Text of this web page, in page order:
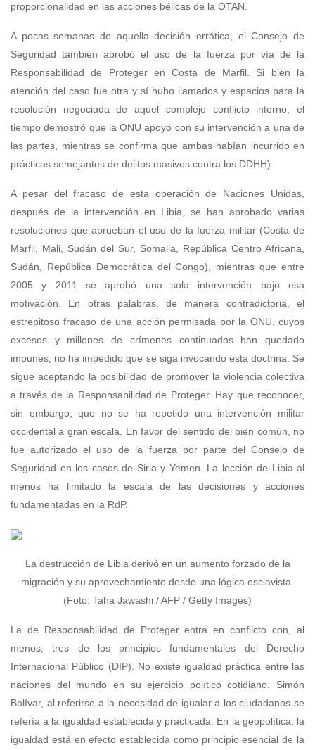
proporcionalidad en las acciones bélicas de la OTAN.
A pocas semanas de aquella decisión errática, el Consejo de
Seguridad también aprobó el uso de la fuerza por vía de la
Responsabilidad de Proteger en Costa de Marfil. Si bien la
atención del caso fue otra y sí hubo llamados y espacios para la
resolución negociada de aquel complejo conflicto interno, el
tiempo demostró que la ONU apoyó con su intervención a una de
las partes, mientras se confirma que ambas habían incurrido en
prácticas semejantes de delitos masivos contra los DDHH).
A pesar del fracaso de esta operación de Naciones Unidas,
después de la intervención en Libia, se han aprobado varias
resoluciones que aprueban el uso de la fuerza militar (Costa de
Marfil, Mali, Sudán del Sur, Somalia, República Centro Africana,
Sudán, República Democrática del Congo), mientras que entre
2005 y 2011 se aprobó una sola intervención bajo esa
motivación. En otras palabras, de manera contradictoria, el
estrepitoso fracaso de una acción permisada por la ONU, cuyos
excesos y millones de crímenes continuados han quedado
impunes, no ha impedido que se siga invocando esta doctrina. Se
sigue aceptando la posibilidad de promover la violencia colectiva
a través de la Responsabilidad de Proteger. Hay que reconocer,
sin embargo, que no se ha repetido una intervención militar
occidental a gran escala. En favor del sentido del bien común, no
fue autorizado el uso de la fuerza por parte del Consejo de
Seguridad en los casos de Siria y Yemen. La lección de Libia al
menos ha limitado la escala de las decisiones y acciones
fundamentadas en la RdP.
La destrucción de Libia derivó en un aumento forzado de la
migración y su aprovechamiento desde una lógica esclavista.
(Foto: Taha Jawashi / AFP / Getty Images)
La de Responsabilidad de Proteger entra en conflicto con, al
menos, tres de los principios fundamentales del Derecho
Internacional Público (DIP). No existe igualdad práctica entre las
naciones del mundo en su ejercicio político cotidiano. Simón
Bolívar, al referirse a la necesidad de igualar a los ciudadanos se
refería a la igualdad establecida y practicada. En la geopolítica, la
igualdad está en efecto establecida como principio esencial de la